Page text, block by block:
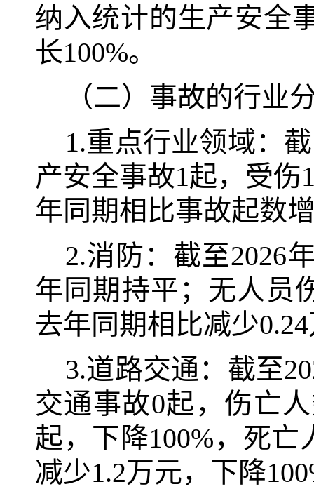
纳入统计的生产安全
长100%。
（二）事故的行业
1.重点行业领域：
产安全事故1起，受伤
年同期相比事故起数
2.消防：截至2026
年同期持平；无人员
去年同期相比减少
3.道路交通：截至
交通事故0起，伤亡
起，下降100%，死
减少1.2万元，下降